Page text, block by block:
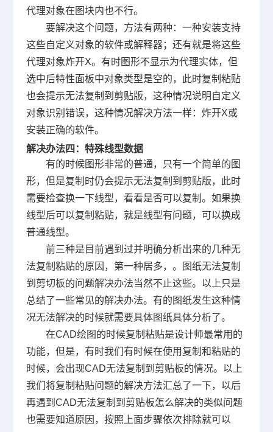
代理对象在图块内也不行。
要解决这个问题，方法有两种：一种安装支持
这些自定义对象的软件或解释器；还有就是将这些
代理对象炸开X。有时图形不显示为代理实体，但
选中后特性面板中对象类型是空的，此时复制粘贴
也会提示无法复制到剪贴版，这种情况说明自定义
对象识别错误，这种情况解决方法一样：炸开X或
安装正确的软件。
解决办法四：特殊线型数据
有的时候图形非常的普通，只有一个简单的图
形，但是复制时仍会提示无法复制到剪贴版，此时
需要检查换一下线型，看看是否可以复制。如果换
线型后可以复制粘贴，就是线型有问题，可以换成
普通线型。
前三种是目前遇到过并明确分析出来的几种无
法复制粘贴的原因，第一种居多，。图纸无法复制
到剪切板的问题解决办法当然不止这些。以上只是
总结了一些常见的解决办法。有的图纸发生这种情
况无法解决的时候就需要具体图纸具体分析了。
在CAD绘图 的时候复制粘贴是设计师最常用的
功能，但是，有时我们有时候在使用复制和粘贴的
时候，会出现CAD无法复制到剪贴板的情况。以上
我们将复制粘贴问题的解决方法汇总了一下，以后
再遇到 CAD无法复制到剪贴板怎么解决的类似问题
也需要知道原因，按照上面步骤依次排除就可以